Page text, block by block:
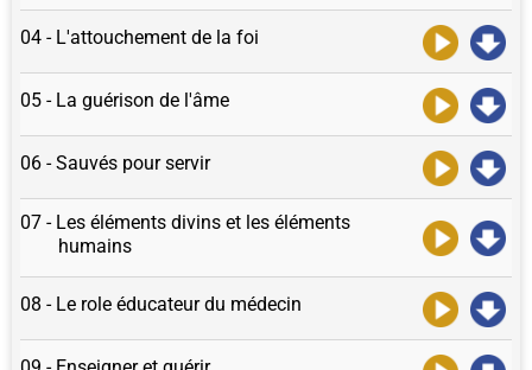
04 - L'attouchement de la foi
05 - La guérison de l'âme
06 - Sauvés pour servir
07 - Les éléments divins et les éléments
humains
08 - Le role éducateur du médecin